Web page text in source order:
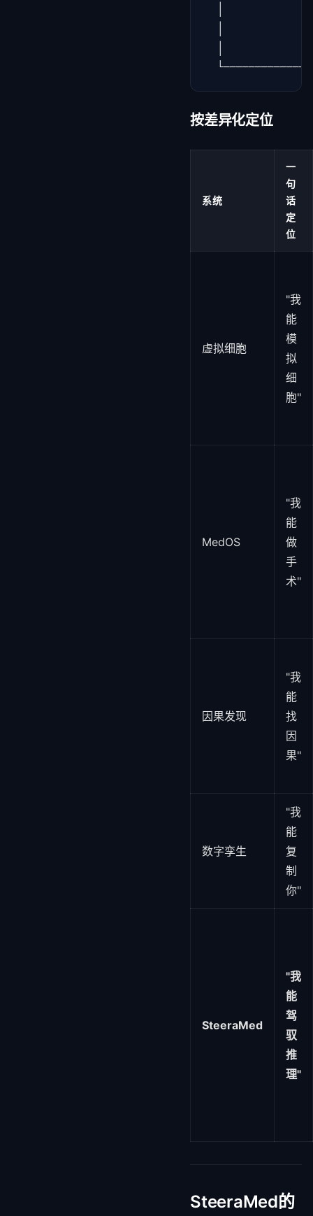
按差异化定位
系统
一
句
话
定
位
虚拟细胞
"我
能
模
拟
细
胞"
MedOS
"我
能
做
手
术"
因果发现
"我
能
找
因
果"
数字孪生
"我
能
复
制
你"
SteeraMed
"我
能
驾
驭
推
理"
SteeraMed的